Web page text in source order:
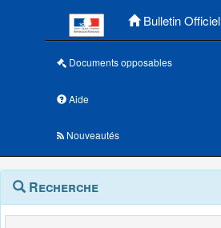
Bulletin Officiel
Documents opposables
Aide
Nouveautés
Navigation
outils
Menu
contextuel
Recherche